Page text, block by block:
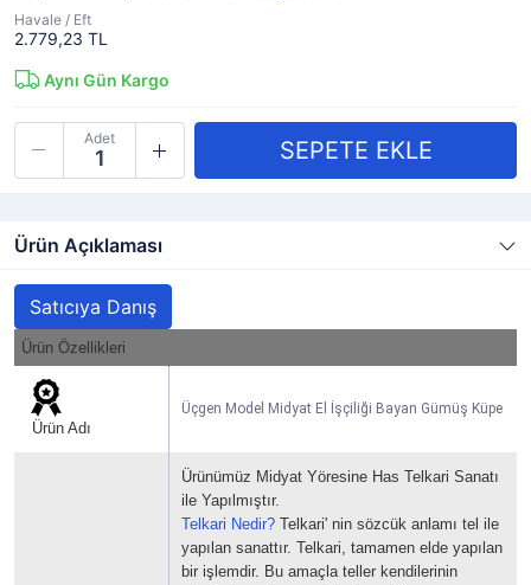
Havale / Eft
2.779,23 TL
Aynı Gün Kargo
Adet
Ürün Açıklaması
Satıcıya Danış
Ürün Özellikleri
Ürün Adı
Üçgen Model Midyat El İşçiliği Bayan Gümüş Küpe
Ürünümüz Midyat Yöresine Has Telkari Sanatı
ile Yapılmıştır.
Telkari Nedir? Telkari' nin sözcük anlamı tel ile
yapılan sanattır. Telkari, tamamen elde yapılan
bir işlemdir. Bu amaçla teller kendilerinin